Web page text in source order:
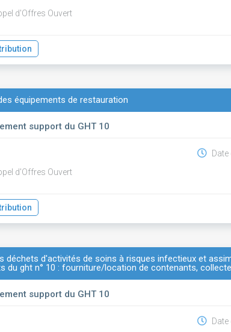
d'Offres Ouvert
équipements de restauration
support du GHT 10
d'Offres Ouvert
déchets d'activités de soins à risques infectieux et
du ght n° 10 : fourniture/location de contenants,
support du GHT 10